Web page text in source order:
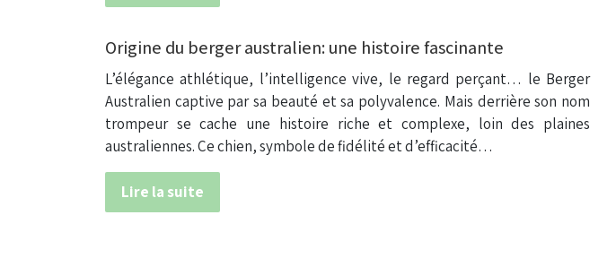
Origine du berger australien: une histoire fascinante
L’élégance athlétique, l’intelligence vive, le regard perçant… le Berger
Australien captive par sa beauté et sa polyvalence. Mais derrière son nom
trompeur se cache une histoire riche et complexe, loin des plaines
australiennes. Ce chien, symbole de fidélité et d’efficacité…
Lire la suite